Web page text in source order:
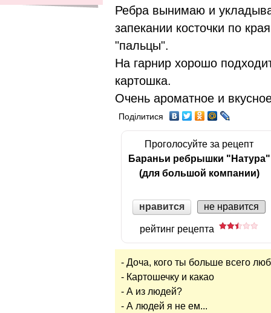
Ребра вынимаю и
запекании косточки по
"пальцы".
На гарнир хорошо
картошка.
Очень ароматное и
Поділитися
Проголосуйте за рецепт
Бараньи ребрышки "Натура"
(для большой компании)
нравится не нравится
рейтинг рецепта
- Доча, кого ты больше всего
- Картошечку и какао
- А из людей?
- А людей я не ем...